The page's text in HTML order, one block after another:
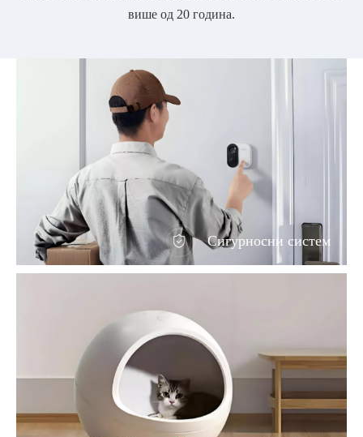
више од 20 година.
Сигурносни систем